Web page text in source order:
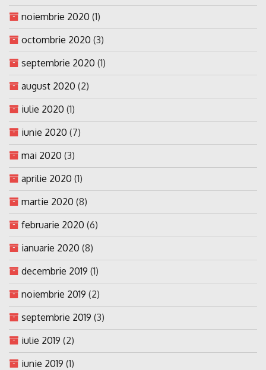
noiembrie 2020 (1)
octombrie 2020 (3)
septembrie 2020 (1)
august 2020 (2)
iulie 2020 (1)
iunie 2020 (7)
mai 2020 (3)
aprilie 2020 (1)
martie 2020 (8)
februarie 2020 (6)
ianuarie 2020 (8)
decembrie 2019 (1)
noiembrie 2019 (2)
septembrie 2019 (3)
iulie 2019 (2)
iunie 2019 (1)